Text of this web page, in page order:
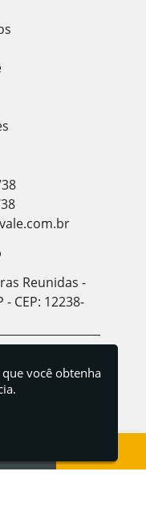
Reunidas -
- CEP: 12238-
você obtenha